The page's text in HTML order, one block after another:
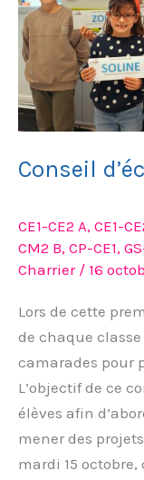
Conseil
CE1-CE2 A, CE1-
CM2 B, CP-CE1,
Charrier / 16
Lors de cette
de chaque
camarades pour
L’objectif de ce
élèves afin
mener des
mardi 15 octobre,